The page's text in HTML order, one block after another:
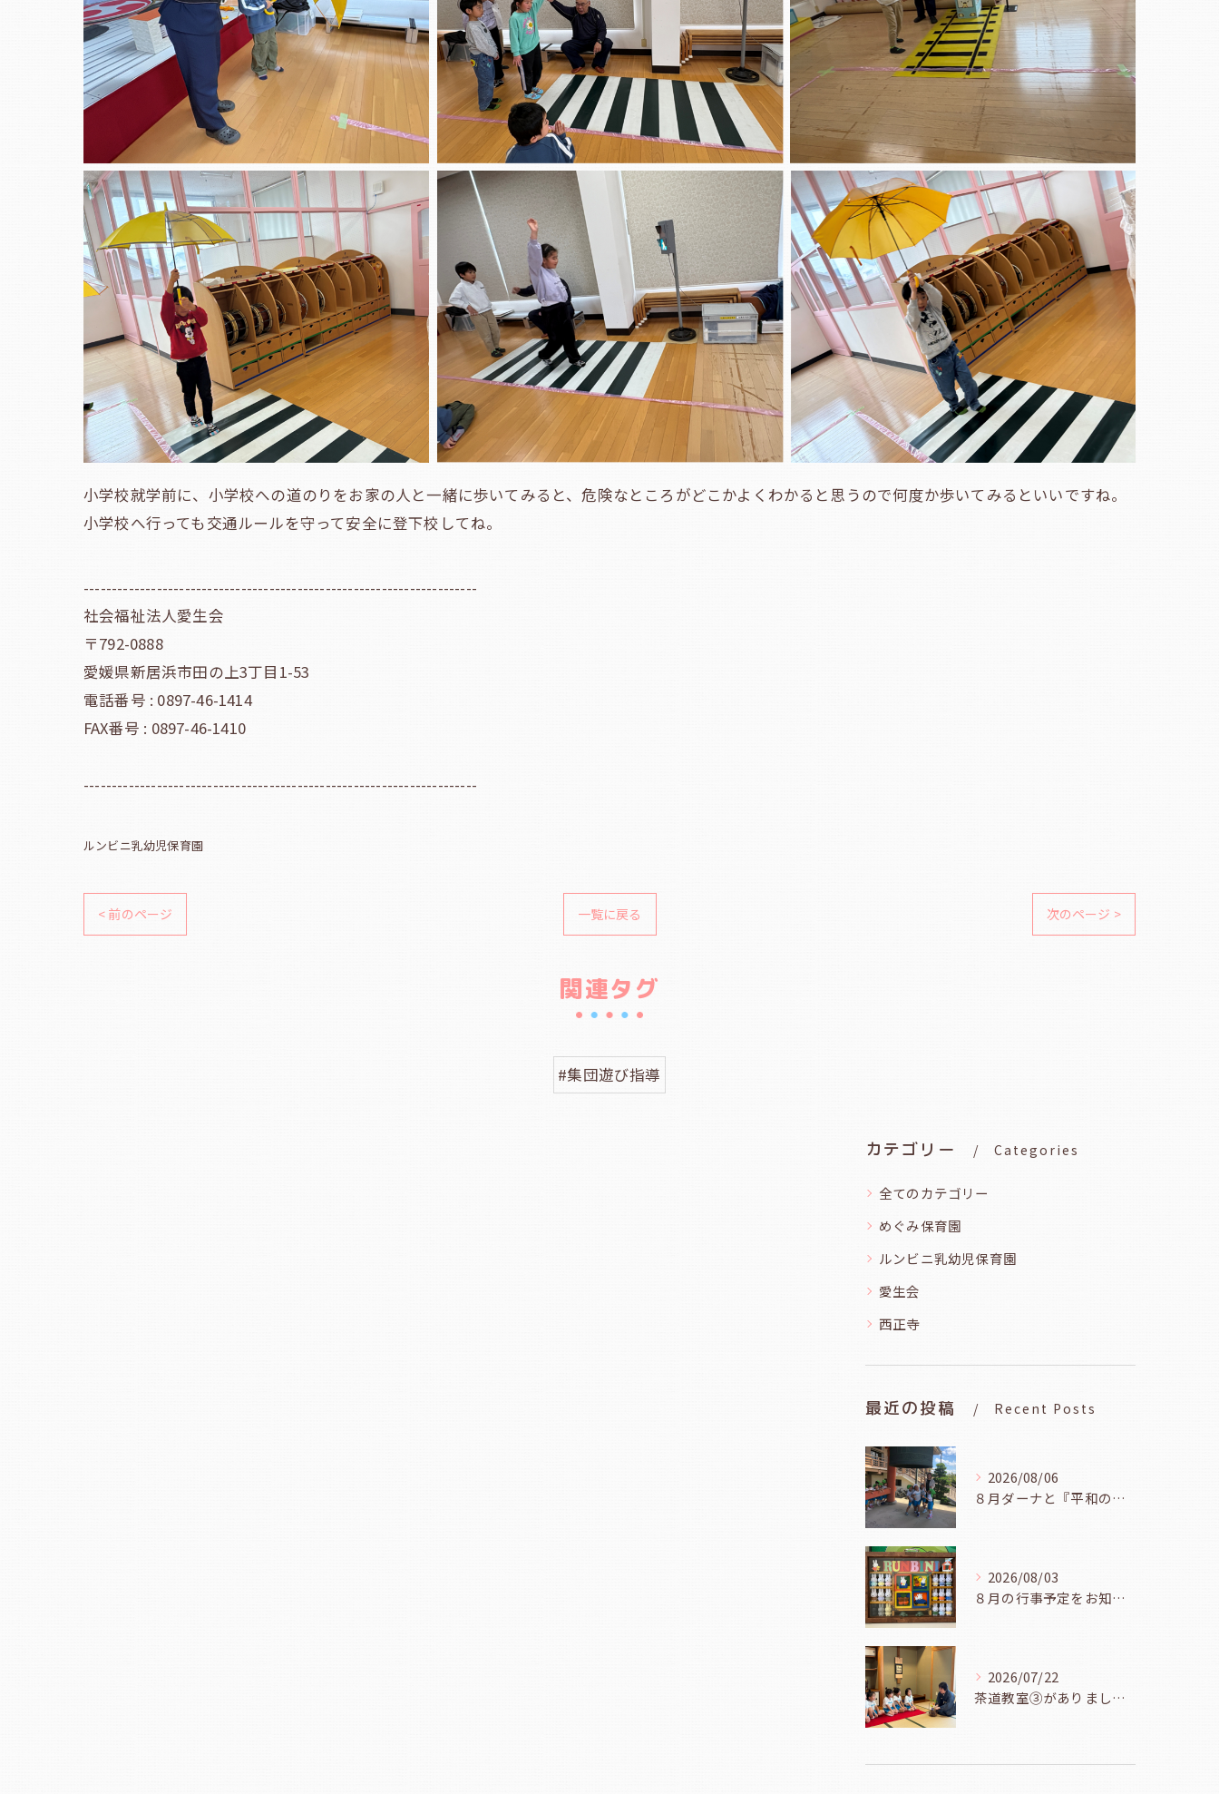
小学校就学前に、小学校への道のりをお家の人と一緒に歩いてみると、危険なところがどこかよくわかると思うので何度か歩いてみるといいですね。
小学校へ行っても交通ルールを守って安全に登下校してね。
----------------------------------------------------------------------
社会福祉法人愛生会
〒792-0888
愛媛県新居浜市田の上3丁目1-53
電話番号 : 0897-46-1414
FAX番号 : 0897-46-1410
----------------------------------------------------------------------
ルンビニ乳幼児保育園
< 前のページ 一覧に戻る 次のページ >
関連タグ
#集団遊び指導
カテゴリー Categories
全てのカテゴリー
めぐみ保育園
ルンビニ乳幼児保育園
愛生会
西正寺
最近の投稿 Recent Posts
2026/08/06
８月ダーナと『平和の鐘を鳴らそう』（幼児組、８月６日）
2026/08/03
８月の行事予定をお知らせします
2026/07/22
茶道教室③がありました（年長児、７月２１日）